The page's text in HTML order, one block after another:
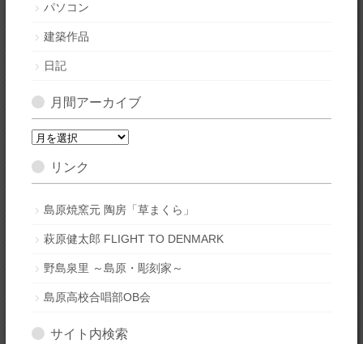
パソコン
建築作品
日記
月間アーカイブ
月
ア
カ
ブ
リンク
島原焼窯元 陶房「草まくら」
萩原健太郎 FLIGHT TO DENMARK
野島泉里 ～島原・彫刻家～
島原高校合唱部OB会
サイト内検索